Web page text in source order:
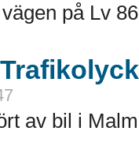
på Lv
av bil i